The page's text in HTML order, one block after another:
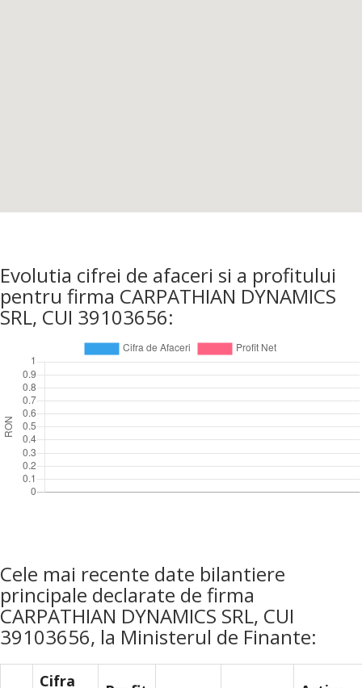
Evolutia cifrei de afaceri si a profitului
pentru firma CARPATHIAN DYNAMICS
SRL, CUI 39103656:
Cele mai recente date bilantiere
principale declarate de firma
CARPATHIAN DYNAMICS SRL, CUI
39103656, la Ministerul de Finante:
Cifra